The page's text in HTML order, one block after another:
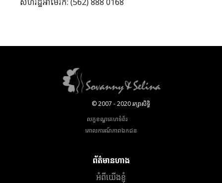
សហរដ្ឋអាមេរិក: (562) 888 0168
© 2007 - 2020 រក្សាសិទ្ធិ
លក្ខខណ្ឌគេហទំព័រ
គោលការណ៍​ភាព​ឯកជន
ព័ត៌មានហាង
អំពីយើងខ្ញុំ